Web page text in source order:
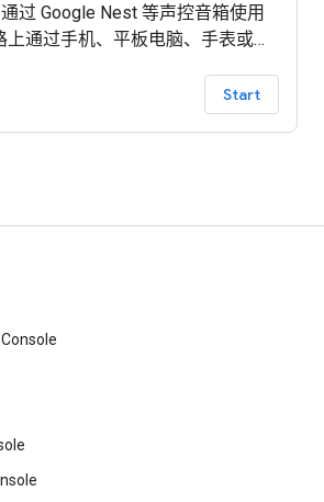
过 Google Nest 等声控音箱使用
通过手机、平板电脑、手表或汽
理创建自然对话。在此讲座中，
天机器人，以及如何使用
Start